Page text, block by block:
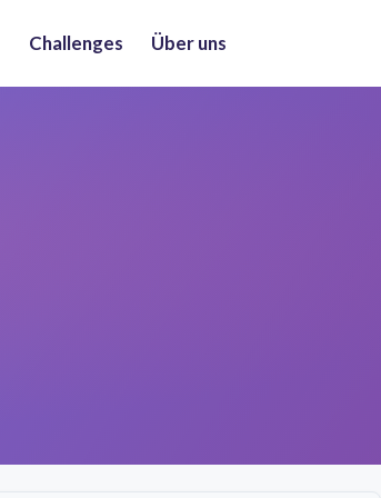
Challenges Über uns